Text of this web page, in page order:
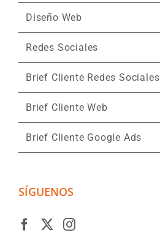
Diseño Web
Redes Sociales
Brief Cliente Redes Sociales
Brief Cliente Web
Brief Cliente Google Ads
SÍGUENOS